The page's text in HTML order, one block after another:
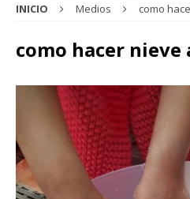
INICIO Medios como
como hacer